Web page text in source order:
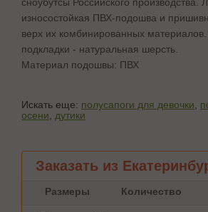
износостойкая ПВХ-подошва и
верх их комбинированных
подкладки - натуральная шерсть.
Материал подошвы: ПВХ
Искать еще: полусапоги для девочки
осени
дутики
Заказать из
Размеры Количество